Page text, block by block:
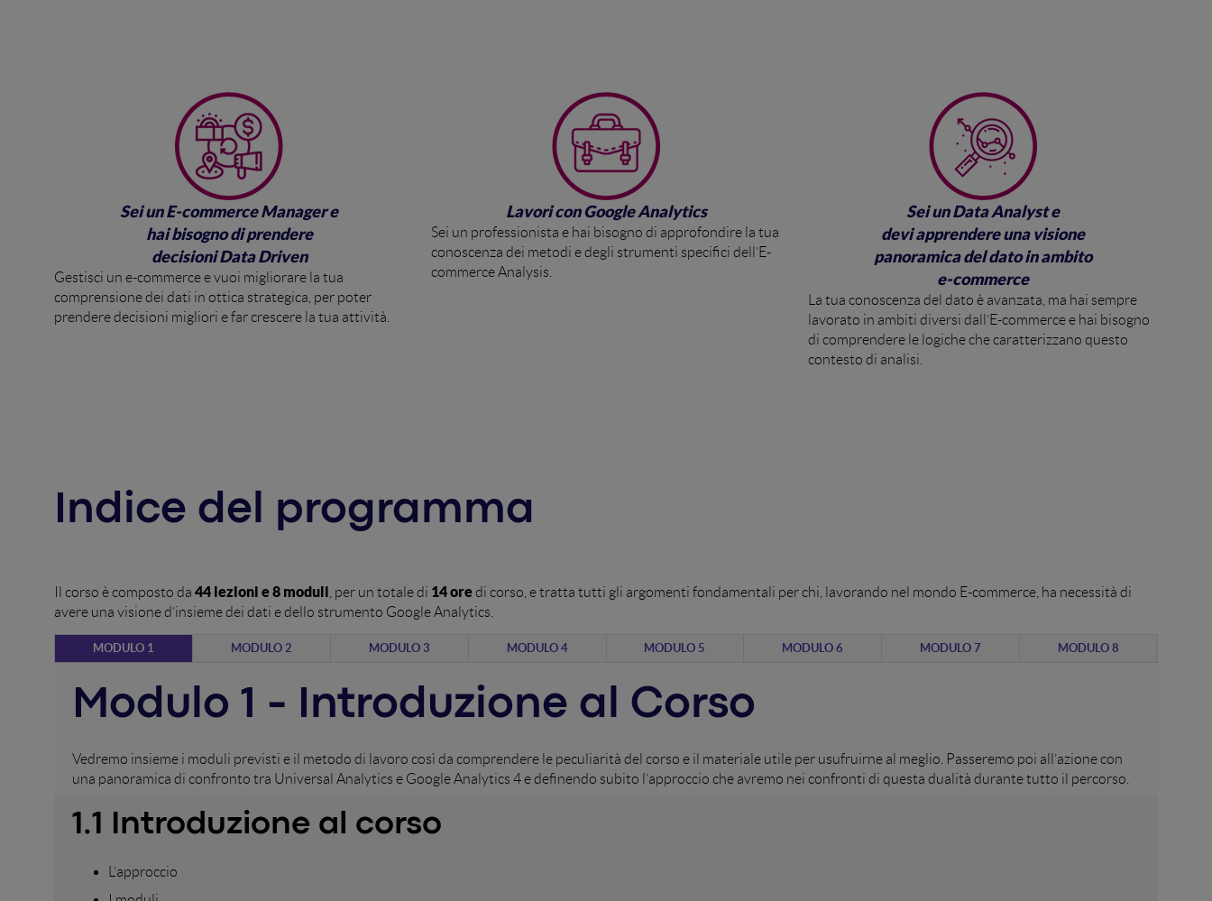
Sei un E-commerce Manager e
hai bisogno di prendere
decisioni Data Driven
Gestisci un e-commerce e vuoi migliorare la tua
comprensione dei dati in ottica strategica, per poter
prendere decisioni migliori e far crescere la tua attività.
Lavori con Google Analytics
Sei un professionista e hai bisogno di approfondire la tua
conoscenza dei metodi e degli strumenti specifici dell’E-
commerce Analysis.
Sei un Data Analyst e
devi apprendere una visione
panoramica del dato in ambito
e-commerce
La tua conoscenza del dato è avanzata, ma hai sempre
lavorato in ambiti diversi dall’E-commerce e hai bisogno
di comprendere le logiche che caratterizzano questo
contesto di analisi.
Indice del programma
Il corso è composto da 44 lezioni e 8 moduli , per un totale di 14 oredi corso, e tratta tutti gli argomenti fondamentali per chi, lavorando nel mondo E-commerce, ha necessità di
avere una visione d’insieme dei dati e dello strumento Google Analytics.
MODULO 1 MODULO 2 MODULO 3 MODULO 4 MODULO 5 MODULO 6 MODULO 7 MODULO 8
Modulo 1 - Introduzione al Corso
Vedremo insieme i moduli previsti e il metodo di lavoro così da comprendere le peculiarità del corso e il materiale utile per usufruirne al meglio. Passeremo poi all’azione con
una panoramica di confronto tra Universal Analytics e Google Analytics 4 e definendo subito l’approccio che avremo nei confronti di questa dualità durante tutto il percorso.
1.1 Introduzione al corso
L’approccio